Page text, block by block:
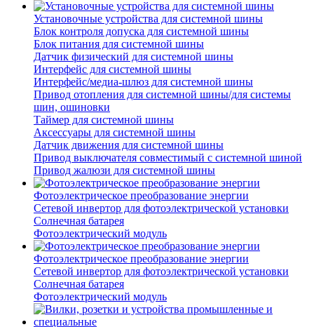
Установочные устройства для системной шины
Блок контроля допуска для системной шины
Блок питания для системной шины
Датчик физический для системной шины
Интерфейс для системной шины
Интерфейс/медиа-шлюз для системной шины
Привод отопления для системной шины/для системы
шин, ошиновки
Таймер для системной шины
Аксессуары для системной шины
Датчик движения для системной шины
Привод выключателя совместимый с системной шиной
Привод жалюзи для системной шины
Фотоэлектрическое преобразование энергии
Сетевой инвертор для фотоэлектрической установки
Солнечная батарея
Фотоэлектрический модуль
Фотоэлектрическое преобразование энергии
Сетевой инвертор для фотоэлектрической установки
Солнечная батарея
Фотоэлектрический модуль